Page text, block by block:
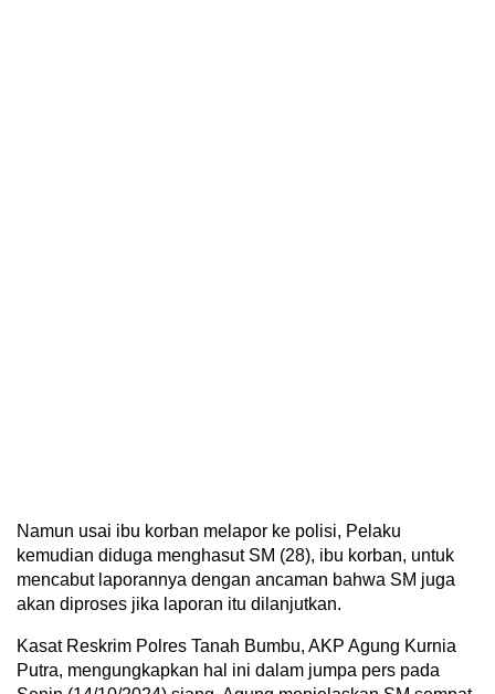
Namun usai ibu korban melapor ke polisi, Pelaku
kemudian diduga menghasut SM (28), ibu korban, untuk
mencabut laporannya dengan ancaman bahwa SM juga
akan diproses jika laporan itu dilanjutkan.
Kasat Reskrim Polres Tanah Bumbu, AKP Agung Kurnia
Putra, mengungkapkan hal ini dalam jumpa pers pada